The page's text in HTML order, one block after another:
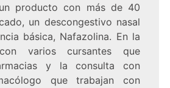
producto con más de 40
un descongestivo nasal
básica, Nafazolina. En la
varios cursantes que
y la consulta con
que trabajan con